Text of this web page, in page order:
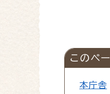
このペ
本庁舎